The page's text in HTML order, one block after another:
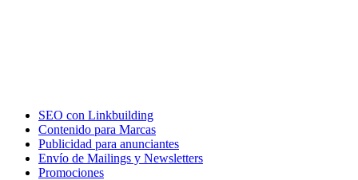
SEO con Linkbuilding
Contenido para Marcas
Publicidad para anunciantes
Envío de Mailings y Newsletters
Promociones